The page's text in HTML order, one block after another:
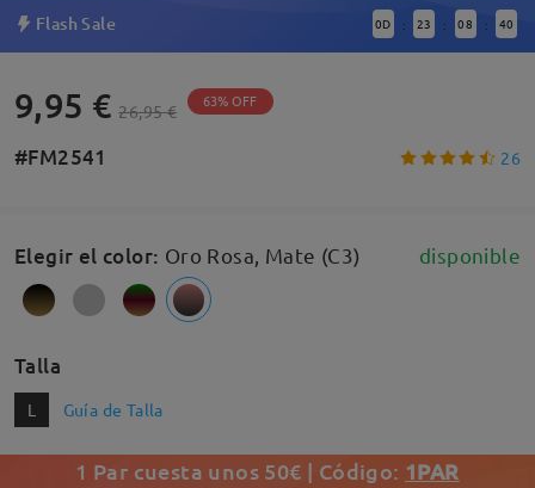
Flash Sale 0D : 23 : 08 : 40
9,95 € 26,95 € 63% OFF
#FM2541 26
Elegir el color: Oro Rosa, Mate (C3) disponible
Talla
L Guía de Talla
1 Par cuesta unos 50€ | Código: 1PAR